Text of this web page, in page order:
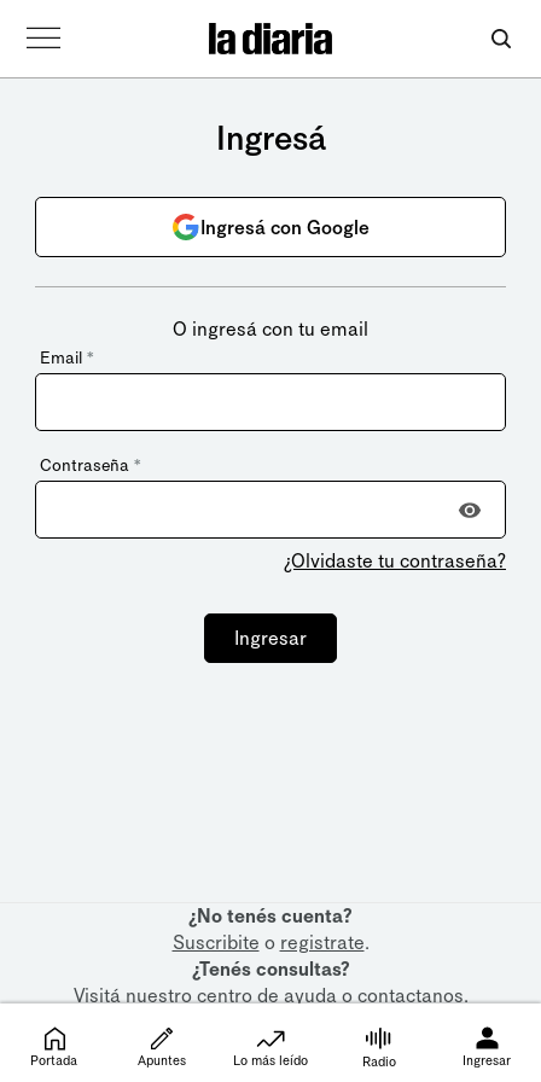
Ingresá
Ingresá con Google
O ingresá con tu email
Email *
Contraseña *
¿Olvidaste tu contraseña?
Ingresar
¿No tenés cuenta?
Suscribite o registrate.
¿Tenés consultas?
Visitá nuestrocentro de ayudaocontactanos.
Portada Apuntes Lo más leído Radio Ingresar